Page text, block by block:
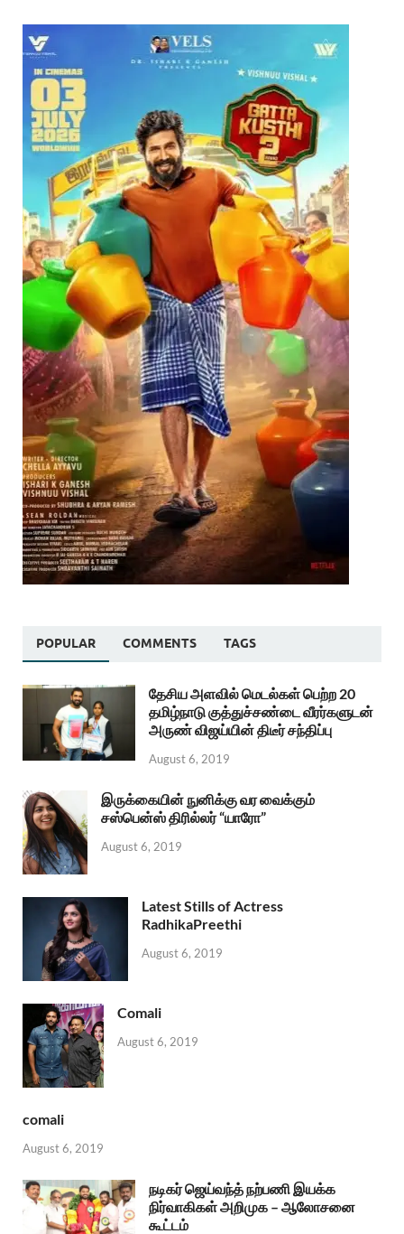
POPULAR COMMENTS TAGS
தேசிய அளவில் மெடல்கள் பெற்ற 20
தமிழ்நாடு குத்துச்சண்டை வீரர்களுடன்
அருண் விஜய்யின் திடீர் சந்திப்பு
August 6, 2019
இருக்கையின் நுனிக்கு வர வைக்கும்
சஸ்பென்ஸ் திரில்லர் “யாரோ”
August 6, 2019
Latest Stills of Actress
RadhikaPreethi
August 6, 2019
Comali
August 6, 2019
comali
August 6, 2019
நடிகர் ஜெய்வந்த் நற்பணி இயக்க
நிர்வாகிகள் அறிமுக – ஆலோசனை
கூட்டம்